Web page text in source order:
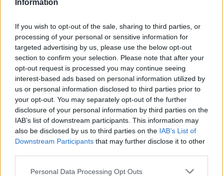
Information
If you wish to opt-out of the sale, sharing to third parties, or
processing of your personal or sensitive information for
targeted advertising by us, please use the below opt-out
section to confirm your selection. Please note that after your
opt-out request is processed you may continue seeing
interest-based ads based on personal information utilized by
us or personal information disclosed to third parties prior to
your opt-out. You may separately opt-out of the further
disclosure of your personal information by third parties on the
IAB’s list of downstream participants. This information may
also be disclosed by us to third parties on the IAB’s List of
Downstream Participants that may further disclose it to other
Personal Data Processing Opt Outs
A MIGUEL ÁNGEL YUSTA:
Summarium 25
AUTOR ALBERTO MORATE
Mas artículos del mismo autor/a
VIERNES, 04 OCTUBRE 2024